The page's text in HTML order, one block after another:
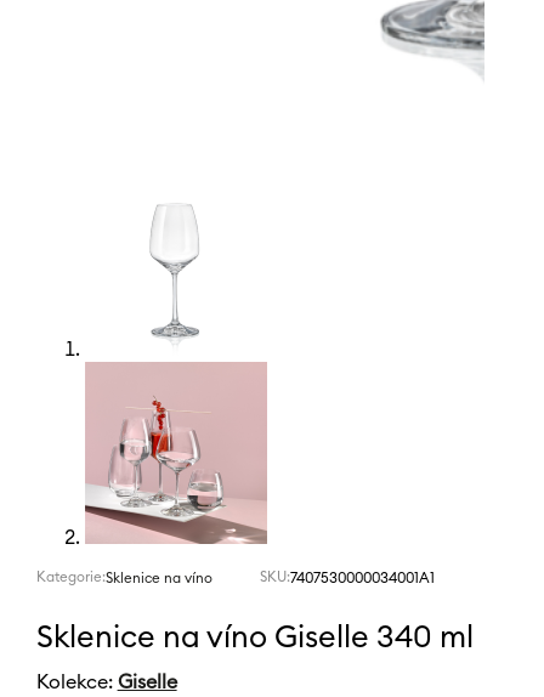
Kategorie:Sklenice na víno SKU:7407530000034001A1
Sklenice na víno Giselle 340 ml
Kolekce: Giselle